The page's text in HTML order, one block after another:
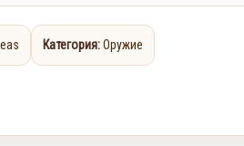
Категория:Оружие